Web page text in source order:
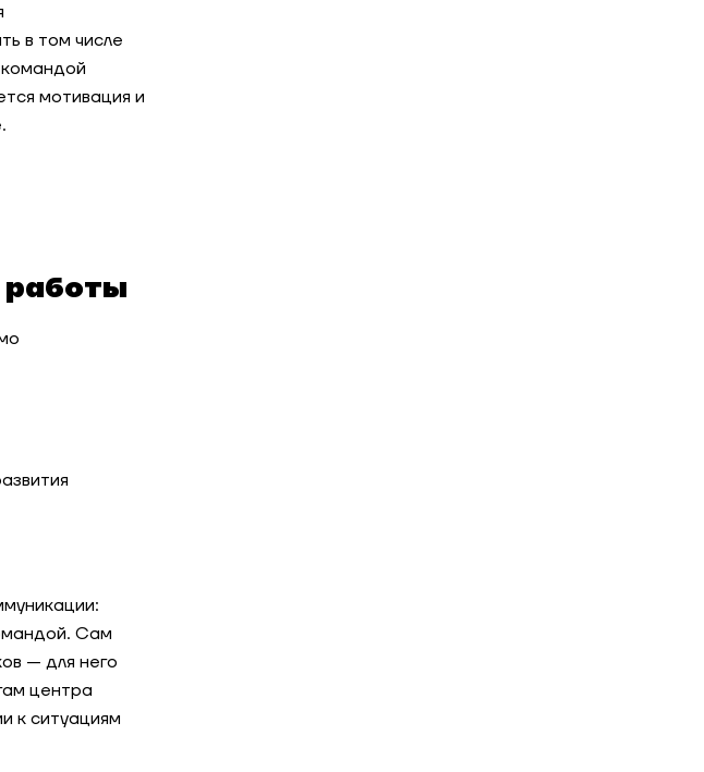
в том числе
мотивация и
работы
Сам
— для него
центра
к ситуациям